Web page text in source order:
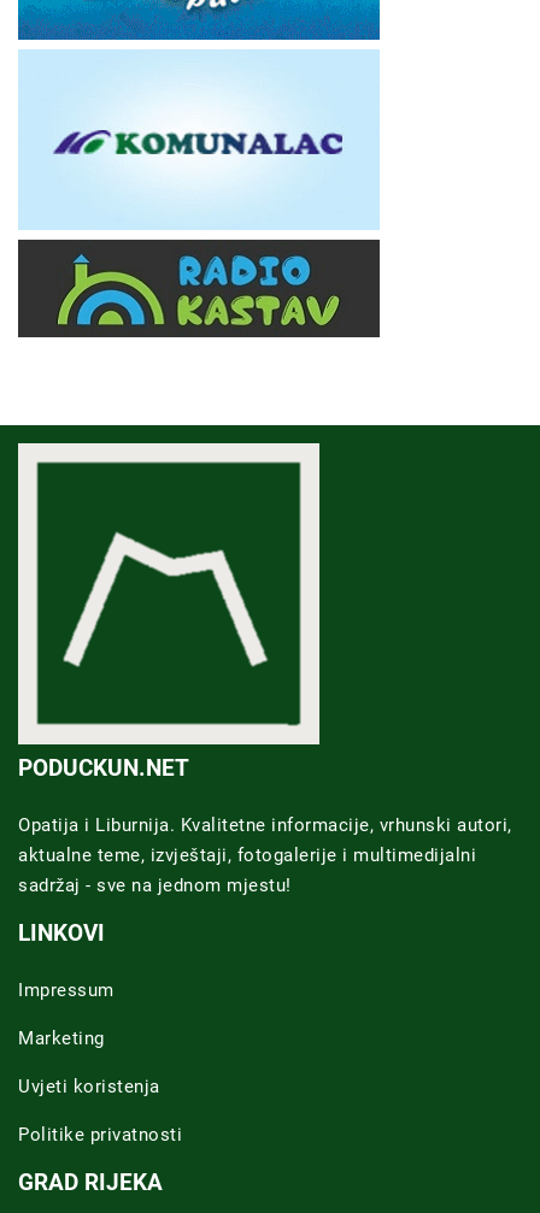
PODUCKUN.NET
Opatija i Liburnija. Kvalitetne informacije, vrhunski autori,
aktualne teme, izvještaji, fotogalerije i multimedijalni
sadržaj - sve na jednom mjestu!
LINKOVI
Impressum
Marketing
Uvjeti koristenja
Politike privatnosti
GRAD RIJEKA